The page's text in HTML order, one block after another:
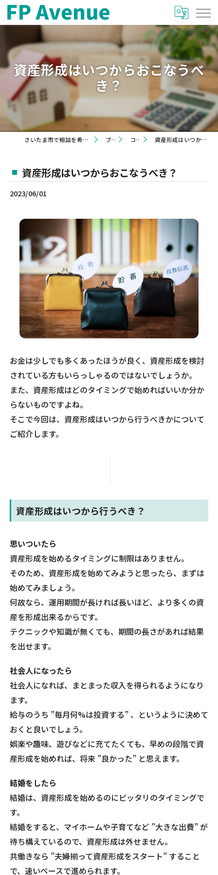
資産形成はいつからおこなうべ
き？
さいたま市で相談を希望するならFP Avenue ブログ コラム 資産形成はいつからおこなうべき？
資産形成はいつからおこなうべき？
2023/06/01
お金は少しでも多くあったほうが良く、資産形成を検討
されている方もいらっしゃるのではないでしょうか。
また、資産形成はどのタイミングで始めればいいか分か
らないものですよね。
そこで今回は、資産形成はいつから行うべきかについて
ご紹介します。
資産形成はいつから行うべき？
思いついたら
資産形成を始めるタイミングに制限はありません。
そのため、資産形成を始めてみようと思ったら、まずは
始めてみましょう。
何故なら、運用期間が長ければ長いほど、より多くの資
産を形成出来るからです。
テクニックや知識が無くても、期間の長さがあれば結果
を出せます。
社会人になったら
社会人になれば、まとまった収入を得られるようになり
ます。
給与のうち ”毎月何%は投資する” 、というように決めて
おくと良いでしょう。
娯楽や趣味、遊びなどに充てたくても、早めの段階で資
産形成を始めれば、将来 ”良かった” と思えます。
結婚をしたら
結婚は、資産形成を始めるのにピッタリのタイミングで
す。
結婚をすると、マイホームや子育てなど ”大きな出費” が
待ち構えているので、資産形成は外せません。
共働きなら ”夫婦揃って資産形成をスタート” すること
で、速いペースで進められます。